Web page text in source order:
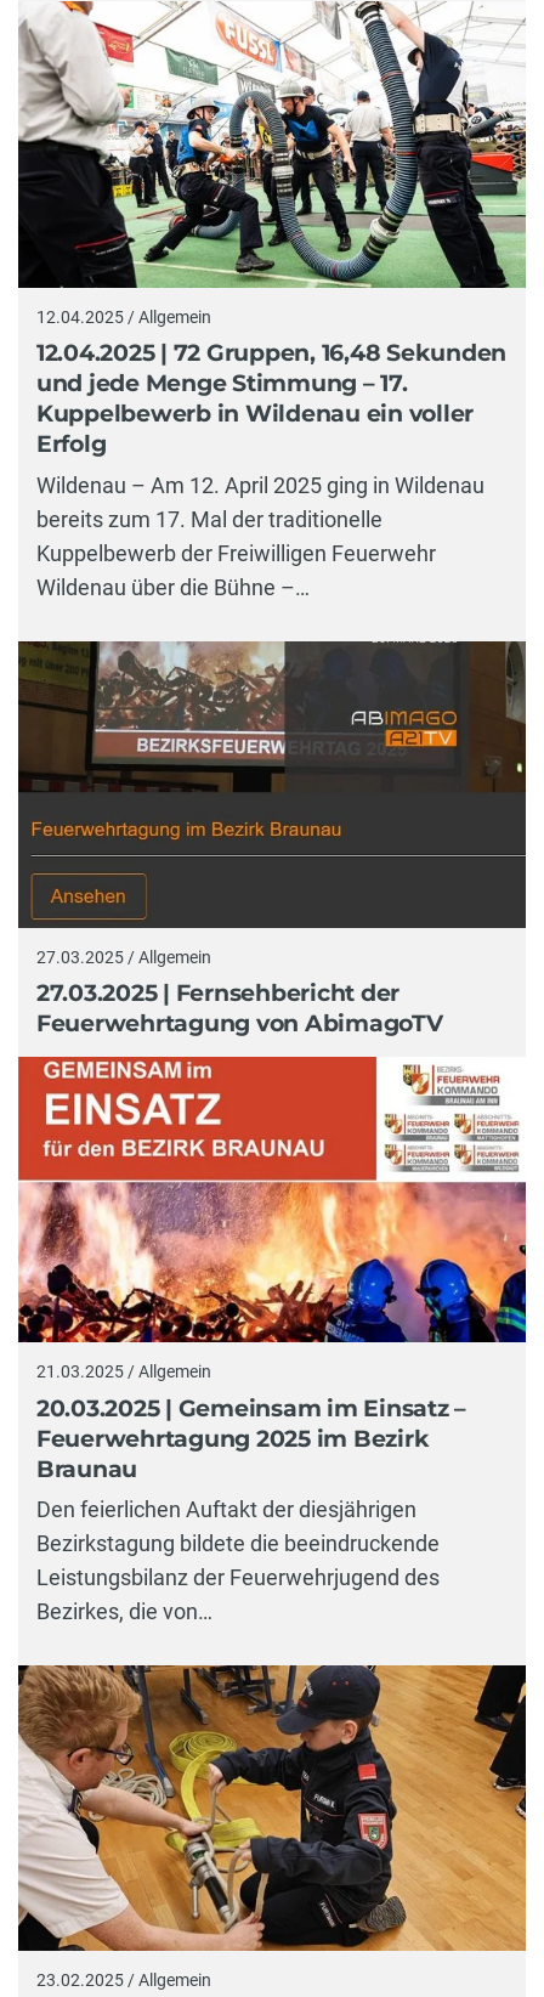
12.04.2025 / Allgemein
12.04.2025 | 72 Gruppen, 16,48 Sekunden
und jede Menge Stimmung – 17.
Kuppelbewerb in Wildenau ein voller
Erfolg
Wildenau – Am 12. April 2025 ging in Wildenau
bereits zum 17. Mal der traditionelle
Kuppelbewerb der Freiwilligen Feuerwehr
Wildenau über die Bühne –…
27.03.2025 / Allgemein
27.03.2025 | Fernsehbericht der
Feuerwehrtagung von AbimagoTV
21.03.2025 / Allgemein
20.03.2025 | Gemeinsam im Einsatz –
Feuerwehrtagung 2025 im Bezirk
Braunau
Den feierlichen Auftakt der diesjährigen
Bezirkstagung bildete die beeindruckende
Leistungsbilanz der Feuerwehrjugend des
Bezirkes, die von…
23.02.2025 / Allgemein